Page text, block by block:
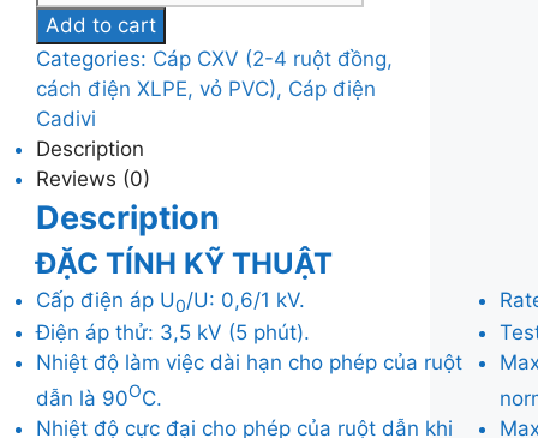
điện
Cadivi
CXV-
4×95mm2,
0.6/1kV
quantity
Add to cart
Categories: Cáp CXV (2-4 ruột đồng,
cách điện XLPE, vỏ PVC), Cáp điện
Cadivi
Description
Reviews (0)
Description
ĐẶC TÍNH KỸ THUẬT
Cấp điện áp U0/U: 0,6/1 kV.
Điện áp thử: 3,5 kV (5 phút).
Nhiệt độ làm việc dài hạn cho phép của ruột
dẫn là 90OC.
Nhiệt độ cực đại cho phép của ruột dẫn khi